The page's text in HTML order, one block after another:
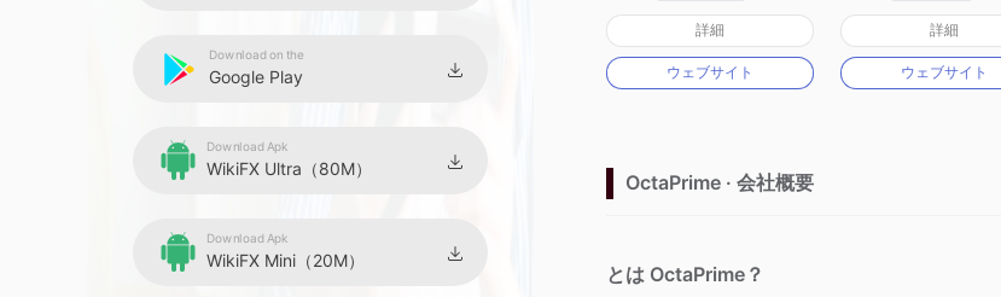
Download on the
Google Play
Download Apk
WikiFX Ultra（80M）
Download Apk
WikiFX Mini（20M）
オーストラリア規制
マーケットメイキングライセンス（MM）
cTrader
詳細
ウェブサイト
オ
マー
詳細
ウェブサイト
OctaPrime · 会社概要
とは OctaPrime？